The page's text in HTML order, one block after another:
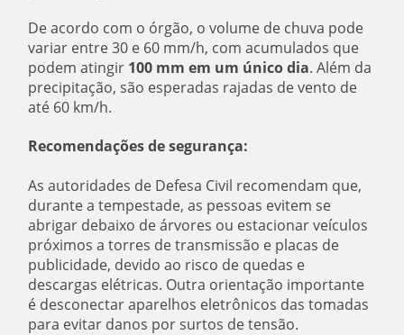
De acordo com o órgão, o volume de chuva pode
variar entre 30 e 60 mm/h, com acumulados que
podem atingir 100 mm em um único dia. Além da
precipitação, são esperadas rajadas de vento de
até 60 km/h.
Recomendações de segurança:
As autoridades de Defesa Civil recomendam que,
durante a tempestade, as pessoas evitem se
abrigar debaixo de árvores ou estacionar veículos
próximos a torres de transmissão e placas de
publicidade, devido ao risco de quedas e
descargas elétricas. Outra orientação importante
é desconectar aparelhos eletrônicos das tomadas
para evitar danos por surtos de tensão.